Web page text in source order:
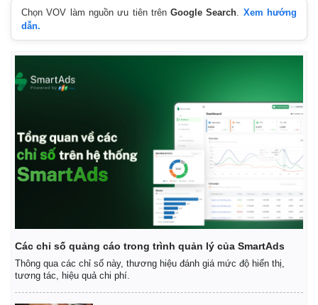
Chọn VOV làm nguồn ưu tiên trênGoogle Search. Xem hướng
dẫn.
Các chỉ số quảng cáo trong trình quản lý của SmartAds
Thông qua các chỉ số này, thương hiệu đánh giá mức độ hiển thị,
tương tác, hiệu quả chi phí.